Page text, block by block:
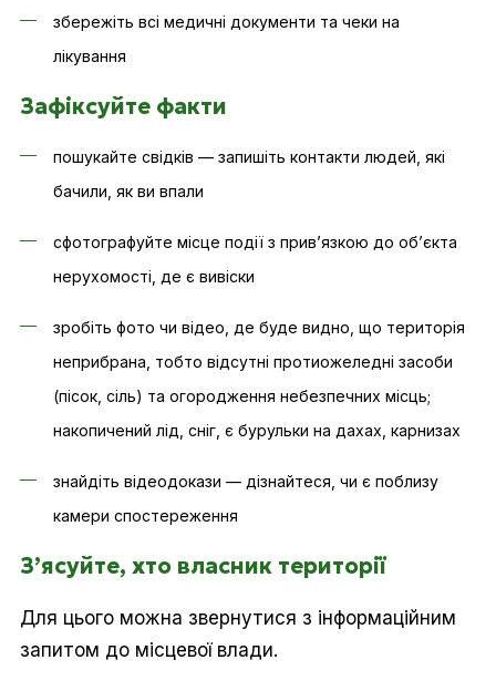
збережіть всі медичні документи та чеки на
лікування
Зафіксуйте факти
пошукайте свідків — запишіть контакти людей, які
бачили, як ви впали
сфотографуйте місце події з прив’язкою до об’єкта
нерухомості, де є вивіски
зробіть фото чи відео, де буде видно, що територія
неприбрана, тобто відсутні протиожеледні засоби
(пісок, сіль) та огородження небезпечних місць;
накопичений лід, сніг, є бурульки на дахах, карнизах
знайдіть відеодокази — дізнайтеся, чи є поблизу
камери спостереження
З’ясуйте, хто власник території
Для цього можна звернутися з інформаційним
запитом до місцевої влади.